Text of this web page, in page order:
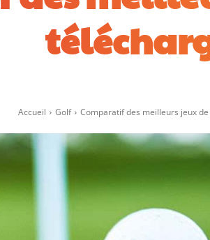
Accueil Golf Comparatif des meilleurs jeux